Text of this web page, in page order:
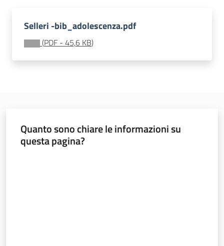
Formazione
ricerca
Nidi
Selleri -bib_adolescenza.pdf
(PDF - 45,6 KB)
Quanto sono chiare le informazioni su
questa pagina?